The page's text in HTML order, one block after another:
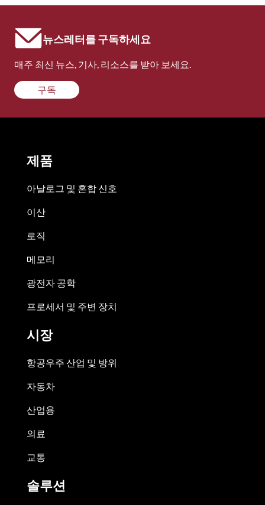
뉴스레터를 구독하세요
매주 최신 뉴스, 기사, 리소스를 받아 보세요.
구독
제품
아날로그 및 혼합 신호
이산
로직
메모리
광전자 공학
프로세서 및 주변 장치
시장
항공우주 산업 및 방위
자동차
산업용
의료
교통
솔루션